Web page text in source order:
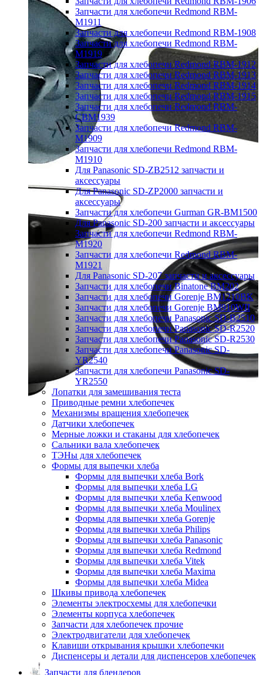
Запчасти для хлебопечи Redmond RBM-
M1911
Запчасти для хлебопечи Redmond RBM-1908
Запчасти для хлебопечи Redmond RBM-
M1919
Запчасти для хлебопечи Redmond RBM-1912
Запчасти для хлебопечи Redmond RBM-1913
Запчасти для хлебопечи Redmond RBM-1914
Запчасти для хлебопечи Redmond RBM-1915
Запчасти для хлебопечи Redmond RBM-
CBM1939
Запчасти для хлебопечи Redmond RBM-
M1909
Запчасти для хлебопечи Redmond RBM-
M1910
Для Panasonic SD-ZB2512 запчасти и
аксессуары
Для Panasonic SD-ZP2000 запчасти и
аксессуары
Запчасти для хлебопечи Gurman GR-BM1500
Для Panasonic SD-200 запчасти и аксессуары
Запчасти для хлебопечи Redmond RBM-
M1920
Запчасти для хлебопечи Redmond RBM-
M1921
Для Panasonic SD-207 запчасти и аксессуары
Запчасти для хлебопечи Binatone BM202
Запчасти для хлебопечи Gorenje BM1210BK
Запчасти для хлебопечи Gorenje BM910WII
Запчасти для хлебопечи Panasonic SD-B2510
Запчасти для хлебопечи Panasonic SD-R2520
Запчасти для хлебопечи Panasonic SD-R2530
Запчасти для хлебопечи Panasonic SD-
YR2540
Запчасти для хлебопечи Panasonic SD-
YR2550
Лопатки для замешивания теста
Приводные ремни хлебопечек
Механизмы вращения хлебопечек
Датчики хлебопечек
Мерные ложки и стаканы для хлебопечек
Сальники вала хлебопечек
ТЭНы для хлебопечек
Формы для выпечки хлеба
Формы для выпечки хлеба Bork
Формы для выпечки хлеба LG
Формы для выпечки хлеба Kenwood
Формы для выпечки хлеба Moulinex
Формы для выпечки хлеба Gorenje
Формы для выпечки хлеба Philips
Формы для выпечки хлеба Panasonic
Формы для выпечки хлеба Redmond
Формы для выпечки хлеба Vitek
Формы для выпечки хлеба Maxima
Формы для выпечки хлеба Midea
Шкивы привода хлебопечек
Элементы электросхемы для хлебопечки
Элементы корпуса хлебопечек
Запчасти для хлебопечек прочие
Электродвигатели для хлебопечек
Клавиши открывания крышки хлебопечки
Диспенсеры и детали для диспенсеров хлебопечек
Запчасти для блендеров